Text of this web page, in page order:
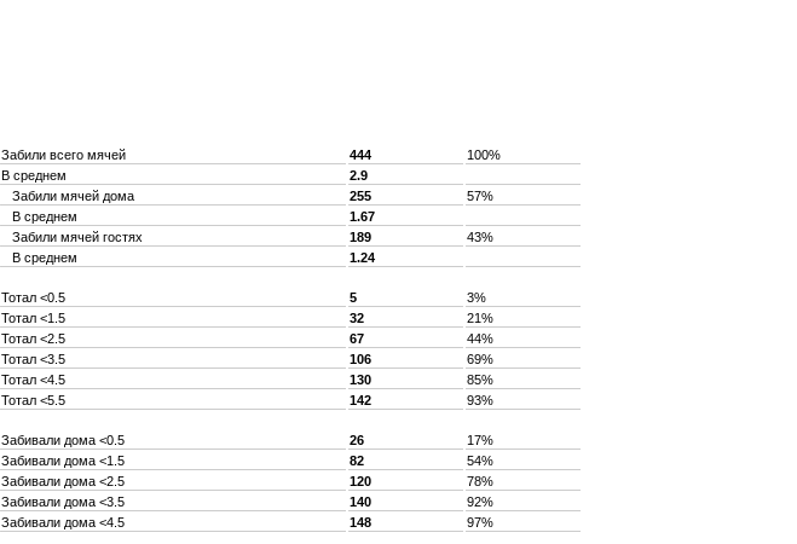
Забили всего мячей 444
100%
В среднем
2.9
Забили мячей дома
255
57%
В среднем
1.67
Забили мячей гостях
189
43%
В среднем
1.24
Тотал <0.5 5
3%
Тотал <1.5
32
21%
Тотал <2.5
67
44%
Тотал <3.5
106
69%
Тотал <4.5
130
85%
Тотал <5.5
142 93%
Забивали дома <0.5 26
17%
Забивали дома <1.5
82
54%
Забивали дома <2.5
120
78%
Забивали дома <3.5
140
92%
Забивали дома <4.5
148 97%